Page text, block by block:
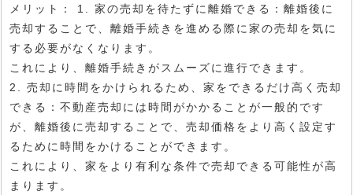
メリット： 1. 家の売却を待たずに離婚できる：離婚後に
売却することで、離婚手続きを進める際に家の売却を気に
する必要がなくなります。
これにより、離婚手続きがスムーズに進行できます。
2. 売却に時間をかけられるため、家をできるだけ高く売却
できる：不動産売却には時間がかかることが一般的です
が、離婚後に売却することで、売却価格をより高く設定す
るために時間をかけることができます。
これにより、家をより有利な条件で売却できる可能性が高
まります。